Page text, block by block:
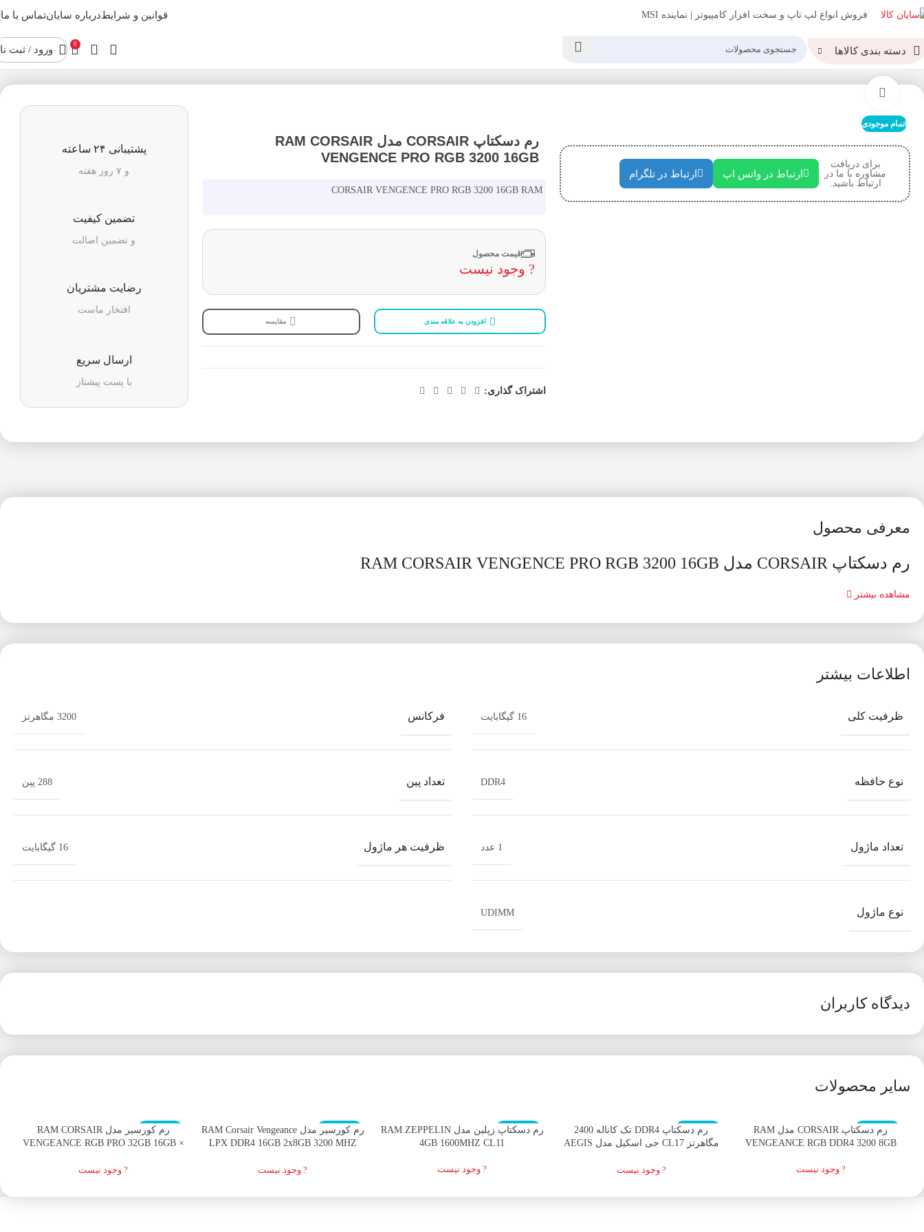
فروش انواع لپ تاپ و سخت افزار کامپیوتر | نماینده MSI قوانین و شرایطدرباره سایانتماس با ما
دسته بندی کالاها
0 ورود / ثبت
اتمام موجودی
برای دریافت
مشاوره با ما در
ارتباط باشید.
ارتباط در واتس اپ ارتباط در تلگرام
رم دسکتاپ CORSAIR مدل RAM CORSAIR
VENGENCE PRO RGB 3200 16GB
CORSAIR VENGENCE PRO RGB 3200 16GB RAM
قیمت محصول
? وجود نیست
افزودن به علاقه مندی مقایسه
اشتراک گذاری:
پشتیبانی ۲۴ ساعته
و ۷ روز هفته
تضمین کیفیت
و تضمین اصالت
رضایت مشتریان
افتخار ماست
ارسال سریع
با پست پیشتاز
معرفی محصول
رم دسکتاپ CORSAIR مدل RAM CORSAIR VENGENCE PRO RGB 3200 16GB
مشاهده بیشتر
اطلاعات بیشتر
ظرفیت کلی 16 گیگابایت فرکانس 3200 مگاهرتز
نوع حافظه DDR4 تعداد پین 288 پین
تعداد ماژول 1 عدد ظرفیت هر ماژول 16 گیگابایت
نوع ماژول UDIMM
دیدگاه کاربران
سایر محصولات
اتمام موجودی
رم دسکتاپ CORSAIR مدل RAM
VENGEANCE RGB DDR4 3200 8GB
? وجود نیست
اتمام موجودی
رم دسکتاپ DDR4 تک کاناله 2400
مگاهرتز CL17 جی اسکیل مدل AEGIS
? وجود نیست
اتمام موجودی
رم دسکتاپ زپلین مدل RAM ZEPPELIN
4GB 1600MHZ CL11
? وجود نیست
اتمام موجودی
رم کورسیر مدل RAM Corsair Vengeance
LPX DDR4 16GB 2x8GB 3200 MHZ
? وجود نیست
اتمام موجودی
رم کورسیر مدل RAM CORSAIR
VENGEANCE RGB PRO 32GB 16GB ×
? وجود نیست